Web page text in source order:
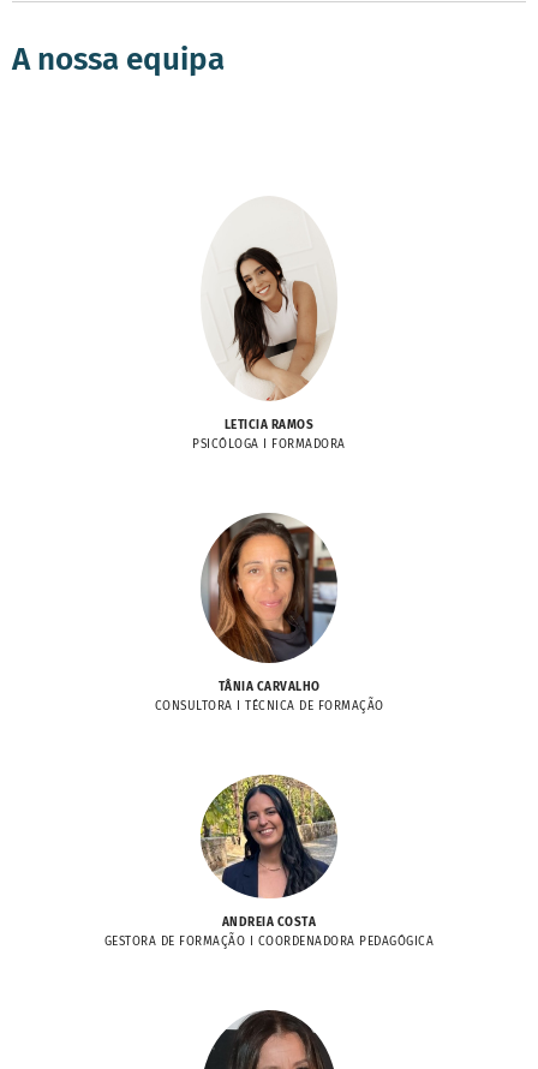
A nossa equipa
ANDREIA COSTA
GESTORA DE FORMAÇÃO I COORDENADORA PEDAGÓGICA
TÂNIA CARVALHO
CONSULTORA I TÉCNICA DE FORMAÇÃO
LETICIA RAMOS
PSICÓLOGA I FORMADORA